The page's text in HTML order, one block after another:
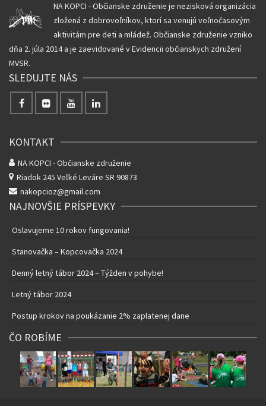
NA KOPCI - Občianske združenie je nezisková organizácia
zložená z dobrovoľníkov, ktorí sa venujú voľnočasovým
aktivitám pre deti a mládež. Občianske združenie vzniko
dňa 2. júla 2014 a je zaevidované v Evidencii občianskych združení
MVSR.
SLEDUJTE NÁS
KONTAKT
NA KOPCI - Občianske združenie
Riadok 245 Veľké Leváre SR 90873
nakopcioz@gmail.com
NAJNOVŠIE PRÍSPEVKY
Oslavujeme 10 rokov fungovania!
Stanovačka – Kopcovačka 2024
Denný letný tábor 2024 – Týžden v pohybe!
Letný tábor 2024
Postup krokov na poukázanie 2% zaplatenej dane
ČO ROBÍME